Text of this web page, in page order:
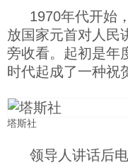
1970年代开始
放国家元首对人民
旁收看。起初是年
时代起成了一种祝
塔斯社
领导人讲话后